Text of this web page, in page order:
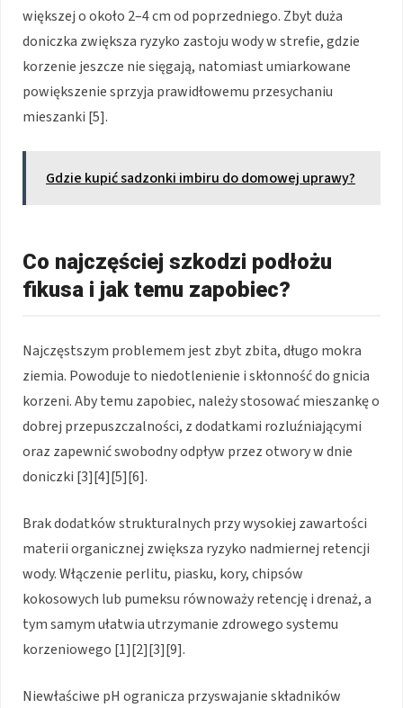
większej o około 2–4 cm od poprzedniego. Zbyt duża
doniczka zwiększa ryzyko zastoju wody w strefie, gdzie
korzenie jeszcze nie sięgają, natomiast umiarkowane
powiększenie sprzyja prawidłowemu przesychaniu
mieszanki [5].
Gdzie kupić sadzonki imbiru do domowej uprawy?
Co najczęściej szkodzi podłożu
fikusa i jak temu zapobiec?
Najczęstszym problemem jest zbyt zbita, długo mokra
ziemia. Powoduje to niedotlenienie i skłonność do gnicia
korzeni. Aby temu zapobiec, należy stosować mieszankę o
dobrej przepuszczalności, z dodatkami rozluźniającymi
oraz zapewnić swobodny odpływ przez otwory w dnie
doniczki [3][4][5][6].
Brak dodatków strukturalnych przy wysokiej zawartości
materii organicznej zwiększa ryzyko nadmiernej retencji
wody. Włączenie perlitu, piasku, kory, chipsów
kokosowych lub pumeksu równoważy retencję i drenaż, a
tym samym ułatwia utrzymanie zdrowego systemu
korzeniowego [1][2][3][9].
Niewłaściwe pH ogranicza przyswajanie składników